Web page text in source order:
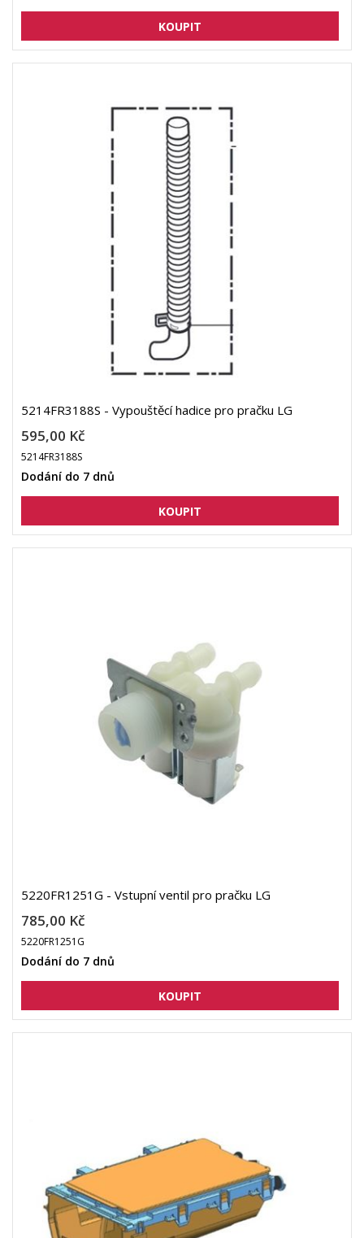
5214FR3188S - Vypouštěcí hadice pro pračku LG
595,00 Kč
5214FR3188S
Dodání do 7 dnů
5220FR1251G - Vstupní ventil pro pračku LG
785,00 Kč
5220FR1251G
Dodání do 7 dnů